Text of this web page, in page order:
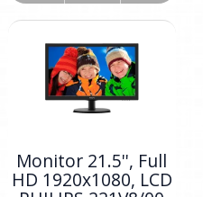
Monitor 21.5'', Full
HD 1920x1080, LCD